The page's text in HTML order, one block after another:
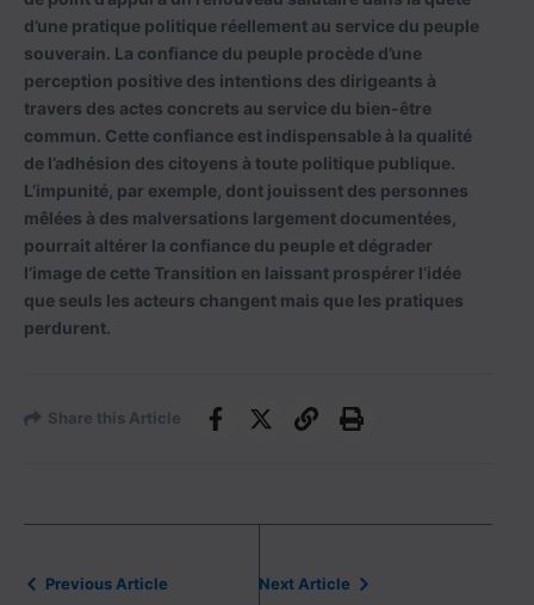
d’une pratique politique réellement au service du peuple
souverain. La confiance du peuple procède d’une
perception positive des intentions des dirigeants à
travers des actes concrets au service du bien-être
commun. Cette confiance est indispensable à la qualité
de l’adhésion des citoyens à toute politique publique.
L’impunité, par exemple, dont jouissent des personnes
mêlées à des malversations largement documentées,
pourrait altérer la confiance du peuple et dégrader
l’image de cette Transition en laissant prospérer l’idée
que seuls les acteurs changent mais que les pratiques
perdurent.
Share this Article
Previous Article Next Article